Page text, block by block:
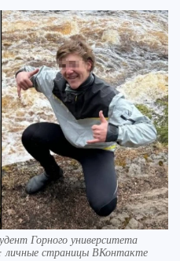
Горного университета
личные страницы ВКонтакте